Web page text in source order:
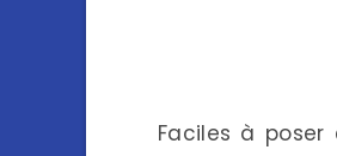
Faciles à